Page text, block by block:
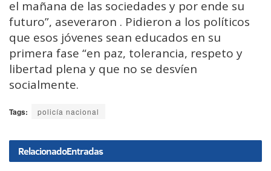
el mañana de las sociedades y por ende su
futuro”, aseveraron . Pidieron a los políticos
que esos jóvenes sean educados en su
primera fase “en paz, tolerancia, respeto y
libertad plena y que no se desvíen
socialmente.
Tags: policía nacional
RelacionadoEntradas